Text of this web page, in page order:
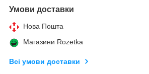
Умови доставки
Нова Пошта
Магазини Rozetka
Всі умови доставки